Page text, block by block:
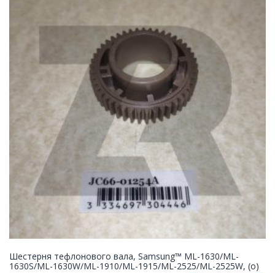
Шестерня тефлонового вала, Samsung™ ML-1630/ML-
1630S/ML-1630W/ML-1910/ML-1915/ML-2525/ML-2525W, (о)